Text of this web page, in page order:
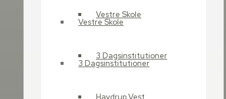
Vestre Skole
3 Dagsinstitutioner
Havdrup Vest
Vestre Skole
3 Dagsinstitutioner